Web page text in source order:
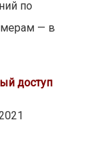
по
мерам — в
доступ